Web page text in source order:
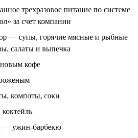
трехразовое питание по системе
за счет компании
— супы, горячие мясные и рыбные
салаты и выпечка
кофе
компоты, соки
— ужин-барбекю